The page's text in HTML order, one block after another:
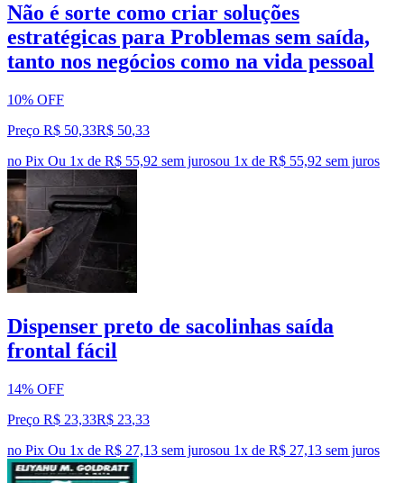
Não é sorte como criar soluções
estratégicas para Problemas sem saída,
tanto nos negócios como na vida pessoal
10% OFF
Preço R$ 50,33R$ 50,33
no Pix Ou 1x de R$ 55,92 sem jurosou 1x de R$ 55,92 sem juros
Dispenser preto de sacolinhas saída
frontal fácil
14% OFF
Preço R$ 23,33R$ 23,33
no Pix Ou 1x de R$ 27,13 sem jurosou 1x de R$ 27,13 sem juros